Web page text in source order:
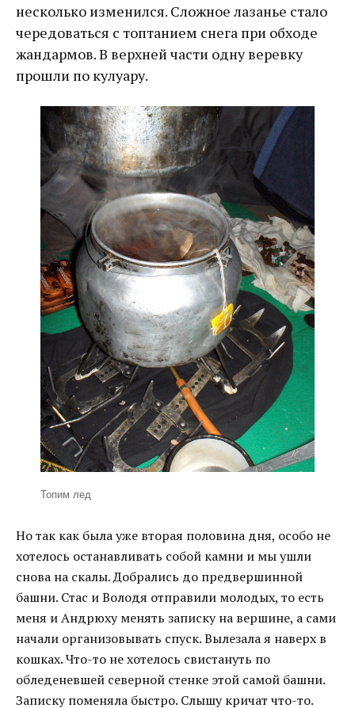
несколько изменился. Сложное лазанье стало
чередоваться с топтанием снега при обходе
жандармов. В верхней части одну веревку
прошли по кулуару.
Топим лед
Но так как была уже вторая половина дня, особо не
хотелось останавливать собой камни и мы ушли
снова на скалы. Добрались до предвершинной
башни. Стас и Володя отправили молодых, то есть
меня и Андрюху менять записку на вершине, а сами
начали организовывать спуск. Вылезала я наверх в
кошках. Что-то не хотелось свистануть по
обледеневшей северной стенке этой самой башни.
Записку поменяла быстро. Слышу кричат что-то.